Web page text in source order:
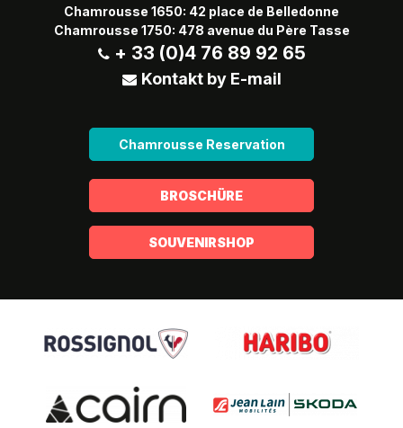
Chamrousse 1650: 42 place de Belledonne
Chamrousse 1750: 478 avenue du Père Tasse
+ 33 (0)4 76 89 92 65
Kontakt by E-mail
Chamrousse Reservation
BROSCHÜRE
SOUVENIRSHOP